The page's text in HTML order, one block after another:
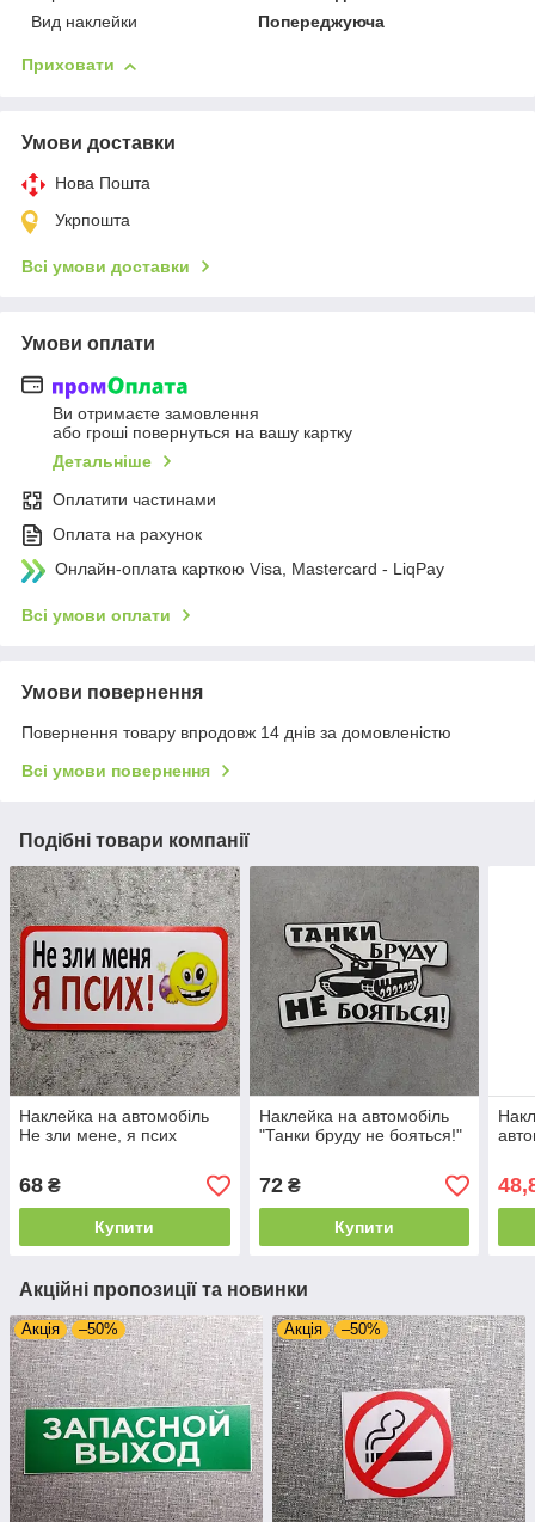
Вид наклейки
Попереджуюча
Приховати
Умови доставки
Нова Пошта
Укрпошта
Всі умови доставки
Умови оплати
Ви отримаєте замовлення
або гроші повернуться на вашу картку
Детальніше
Оплатити частинами
Оплата на рахунок
Онлайн-оплата карткою Visa, Mastercard - LiqPay
Всі умови оплати
Умови повернення
Повернення товару впродовж 14 днів за домовленістю
Всі умови повернення
Подібні товари компанії
Наклейка на автомобіль
Не зли мене, я псих
68 ₴
Купити
Наклейка на автомобіль
"Танки бруду не бояться!"
72₴
Купити
Акційні пропозиції та новинки
Акція –50% Акція –50%